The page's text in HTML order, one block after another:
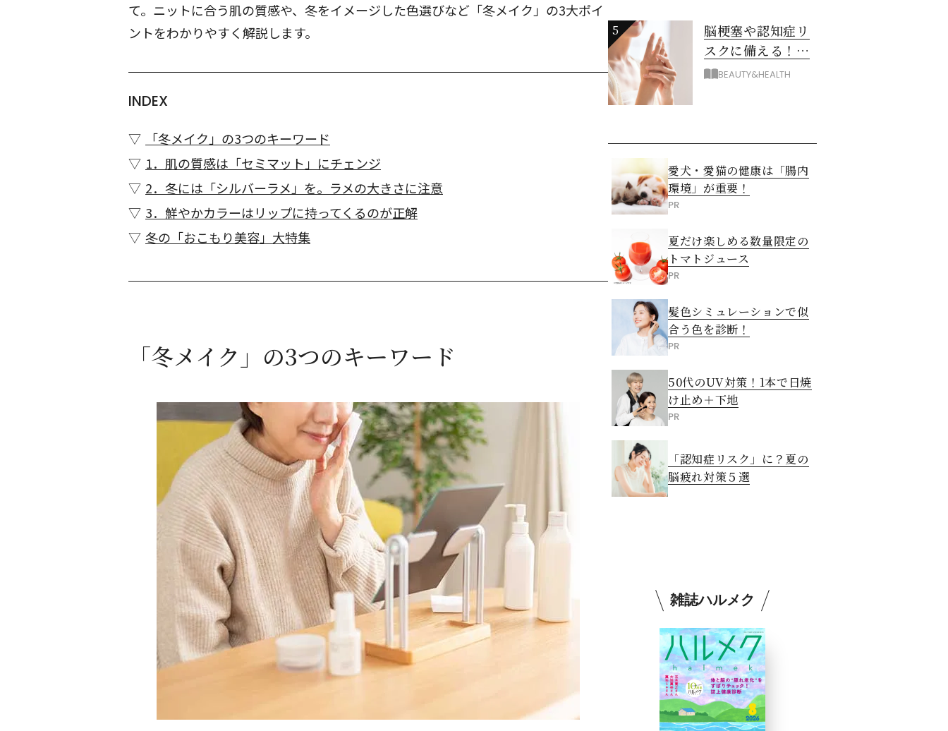
て。ニットに合う肌の質感や、冬をイメージした色選びなど「冬メイク」の3大ポイ
ントをわかりやすく解説します。
INDEX
「冬メイク」の3つのキーワード
1．肌の質感は「セミマット」にチェンジ
2．冬には「シルバーラメ」を。ラメの大きさに注意
3．鮮やかカラーはリップに持ってくるのが正解
冬の「おこもり美容」大特集
「冬メイク」の3つのキーワード
5
脳梗塞や認知症リ
スクに備える！ゴ
ースト血管を復活
BEAUTY&HEALTH
愛犬・愛猫の健康は「腸内
環境」が重要！
PR
夏だけ楽しめる数量限定の
トマトジュース
PR
髪色シミュレーションで似
合う色を診断！
PR
50代のUV対策！1本で日焼
け止め＋下地
PR
「認知症リスク」に？夏の
脳疲れ対策５選
雑誌ハルメク